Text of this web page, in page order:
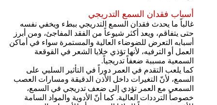
أسباب فقدان السمع التدريجي
غالباً ما يحدث فقدان السمع التدريجي ببطء ويخفي نفسه
حتى يتفاقم، ويعد أكثر شيوعاً من الفقد المفاجئ، ومن أبرز
أسبابه التعرض للضوضاء العالية والمستمرة سواء في أماكن
العمل أو الترفيه، لأنها تؤذي خلايا الشعر في القوقعة
السمعية مسببة ضعفاً تدريجياً.
كما يلعب التقدم في العمر دوراً في التأثير السلبي على
السمع، لأنّ التغيرات داخل الأذن الدقيقة ومسارات العصب
السمعي مع العمر تؤدي إلى ضعف تدريجي في السمع،
خصوصاً الترددات العالية. كما أنّ الأدوية والمواد السامة